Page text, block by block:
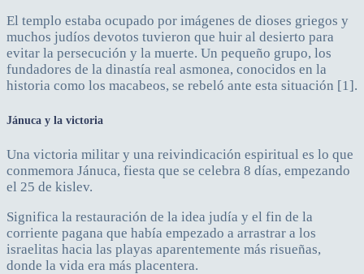
El templo estaba ocupado por imágenes de dioses griegos y
muchos judíos devotos tuvieron que huir al desierto para
evitar la persecución y la muerte. Un pequeño grupo, los
fundadores de la dinastía real asmonea, conocidos en la
historia como los macabeos, se rebeló ante esta situación [1].
Jánuca y la victoria
Una victoria militar y una reivindicación espiritual es lo que
conmemora Jánuca, fiesta que se celebra 8 días, empezando
el 25 de kislev.
Significa la restauración de la idea judía y el fin de la
corriente pagana que había empezado a arrastrar a los
israelitas hacia las playas aparentemente más risueñas,
donde la vida era más placentera.